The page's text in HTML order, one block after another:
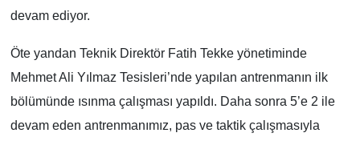
devam ediyor.
Öte yandan Teknik Direktör Fatih Tekke yönetiminde
Mehmet Ali Yılmaz Tesisleri’nde yapılan antrenmanın ilk
bölümünde ısınma çalışması yapıldı. Daha sonra 5’e 2 ile
devam eden antrenmanımız, pas ve taktik çalışmasıyla